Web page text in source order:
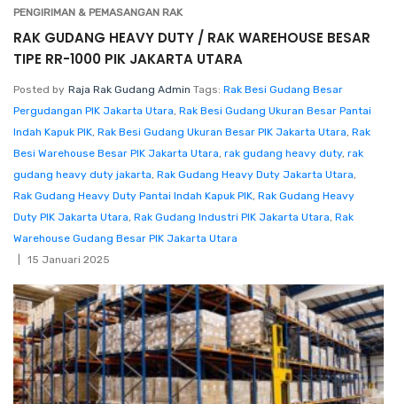
PENGIRIMAN & PEMASANGAN RAK
RAK GUDANG HEAVY DUTY / RAK WAREHOUSE BESAR
TIPE RR-1000 PIK JAKARTA UTARA
Posted by Raja Rak Gudang Admin Tags: Rak Besi Gudang Besar
Pergudangan PIK Jakarta Utara, Rak Besi Gudang Ukuran Besar Pantai
Indah Kapuk PIK, Rak Besi Gudang Ukuran Besar PIK Jakarta Utara, Rak
Besi Warehouse Besar PIK Jakarta Utara, rak gudang heavy duty, rak
gudang heavy duty jakarta, Rak Gudang Heavy Duty Jakarta Utara,
Rak Gudang Heavy Duty Pantai Indah Kapuk PIK, Rak Gudang Heavy
Duty PIK Jakarta Utara, Rak Gudang Industri PIK Jakarta Utara, Rak
Warehouse Gudang Besar PIK Jakarta Utara
15 Januari 2025